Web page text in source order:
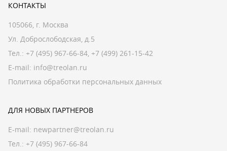
КОНТАКТЫ
105066, г. Москва
Ул. Доброслободская, д.5
Тел.: +7 (495) 967-66-84, +7 (499) 261-15-42
E-mail: info@treolan.ru
Политика обработки персональных данных
ДЛЯ НОВЫХ ПАРТНЕРОВ
E-mail: newpartner@treolan.ru
Тел.: +7 (495) 967-66-84